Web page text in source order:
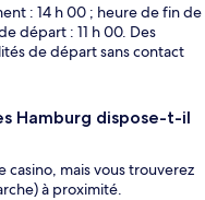
: 14 h 00 ; heure de fin de
départ : 11 h 00. Des
de départ sans contact
Hamburg dispose-t-il
mais vous trouverez
à proximité.